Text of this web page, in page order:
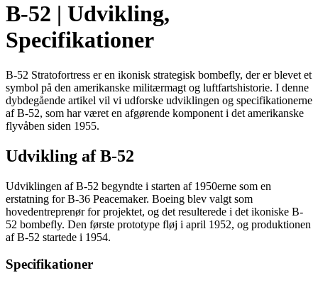
B-52 | Udvikling,
Specifikationer
B-52 Stratofortress er en ikonisk strategisk bombefly, der er blevet et
symbol på den amerikanske militærmagt og luftfartshistorie. I denne
dybdegående artikel vil vi udforske udviklingen og specifikationerne
af B-52, som har været en afgørende komponent i det amerikanske
flyvåben siden 1955.
Udvikling af B-52
Udviklingen af B-52 begyndte i starten af 1950erne som en
erstatning for B-36 Peacemaker. Boeing blev valgt som
hovedentreprenør for projektet, og det resulterede i det ikoniske B-
52 bombefly. Den første prototype fløj i april 1952, og produktionen
af B-52 startede i 1954.
Specifikationer